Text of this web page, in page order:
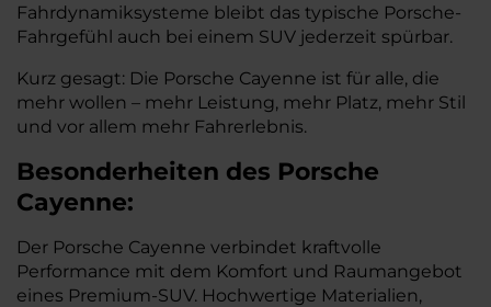
Fahrdynamiksysteme bleibt das typische Porsche-
Fahrgefühl auch bei einem SUV jederzeit spürbar.
Kurz gesagt: Die Porsche Cayenne ist für alle, die
mehr wollen – mehr Leistung, mehr Platz, mehr Stil
und vor allem mehr Fahrerlebnis.
Besonderheiten des Porsche
Cayenne:
Der Porsche Cayenne verbindet kraftvolle
Performance mit dem Komfort und Raumangebot
eines Premium-SUV. Hochwertige Materialien,